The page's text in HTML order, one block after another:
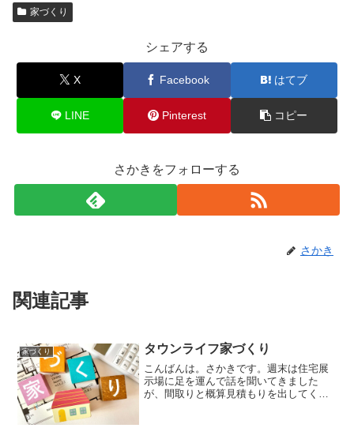
家づくり
シェアする
X Facebook はてブ
LINE Pinterest コピー
さかきをフォローする
さかき
関連記事
家づくり タウンライフ家づくり
こんばんは。さかきです。週末は住宅展
示場に足を運んで話を聞いてきました
が、間取りと概算見積もりを出してくれ